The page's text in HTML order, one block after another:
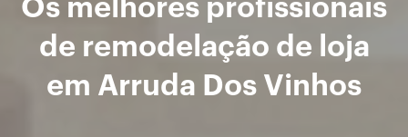
de remodelação de loja
em Arruda Dos Vinhos